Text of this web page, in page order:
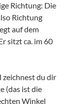
Richtung: Die
Richtung
auf dem
sitzt ca. im 60
zeichnest du dir
(das ist die
Winkel